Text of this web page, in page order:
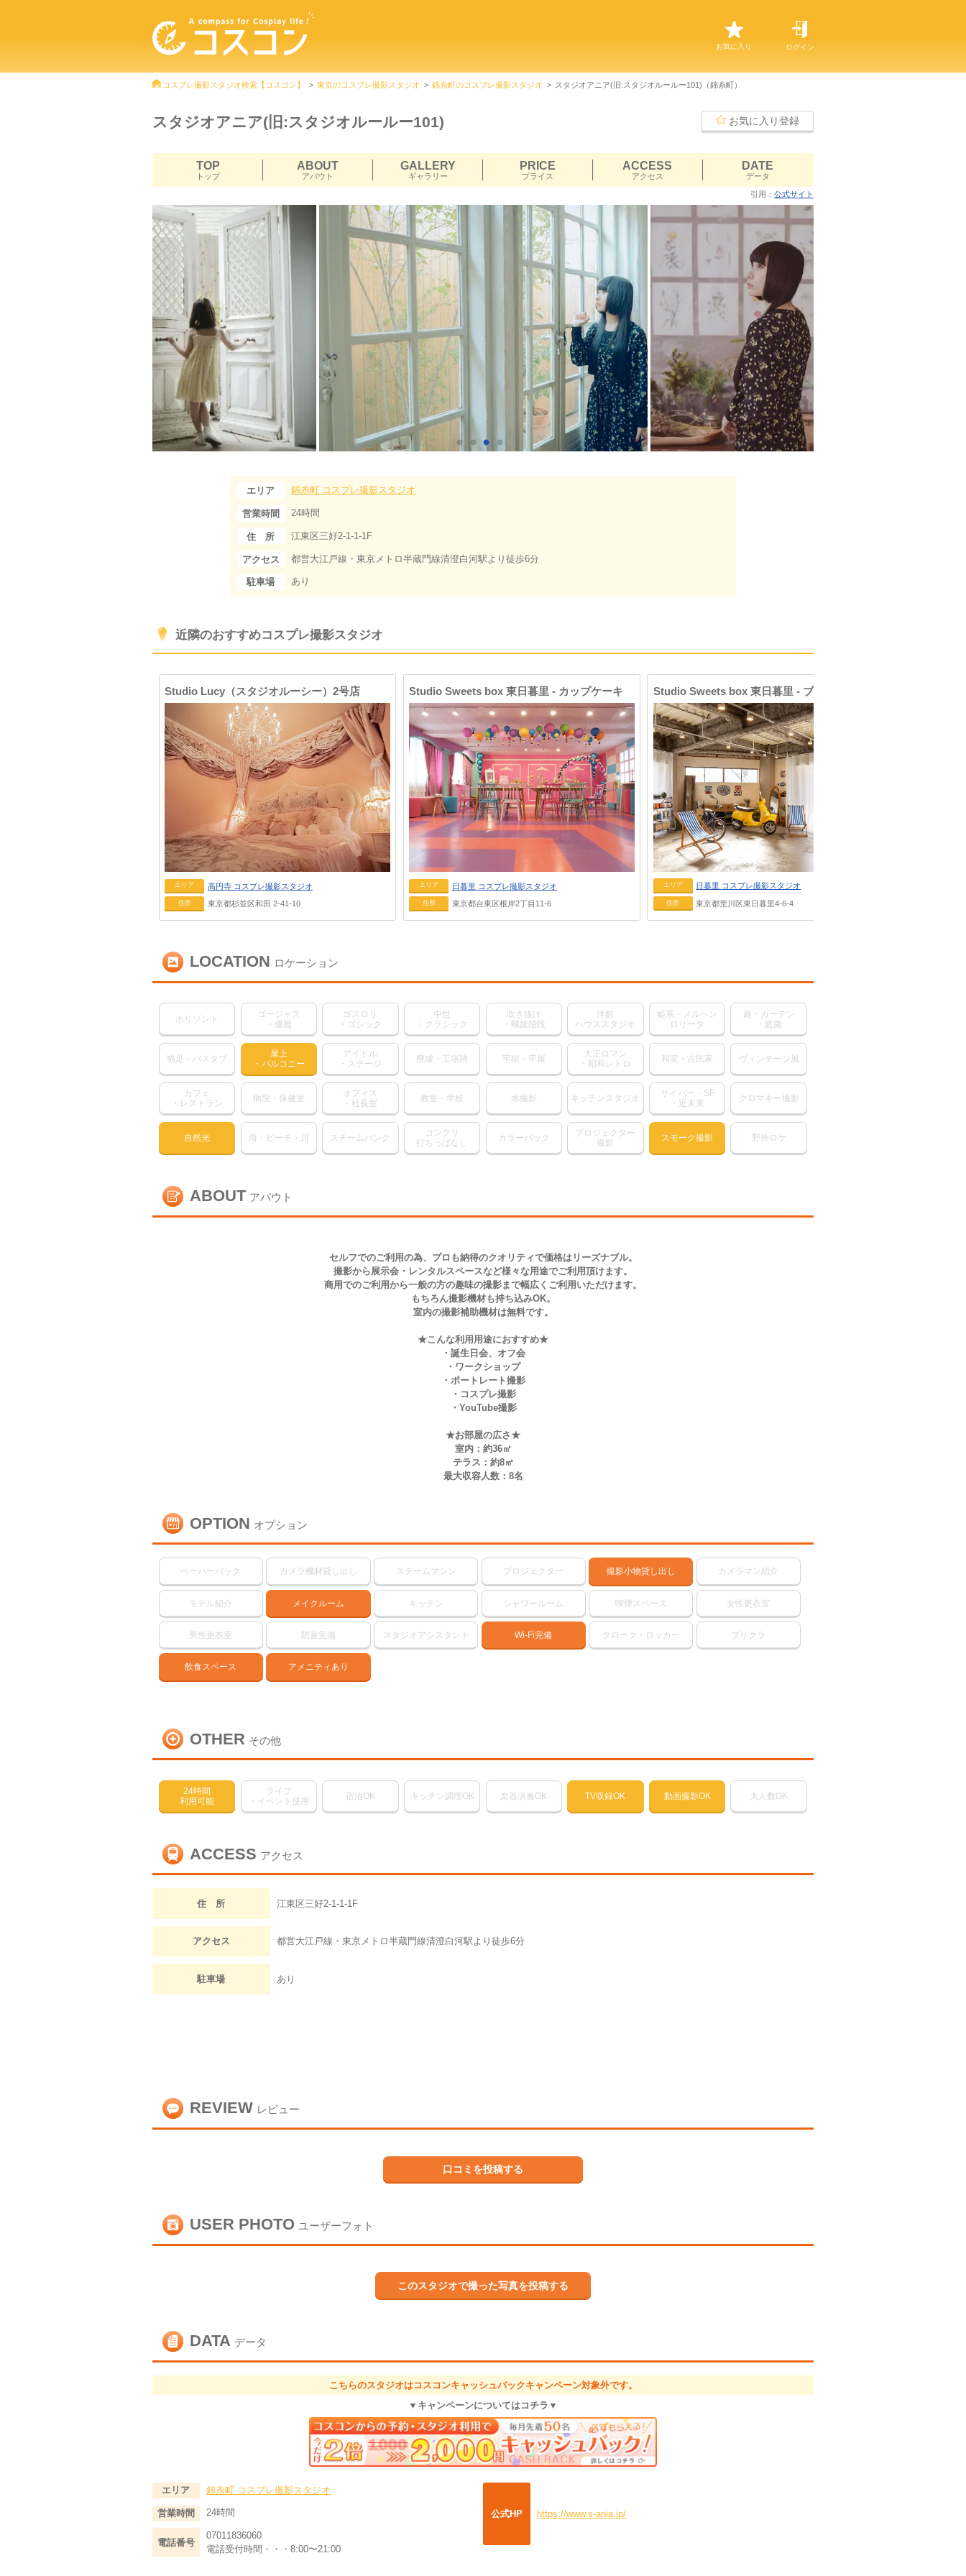
お気に入り ログイン
コスプレ撮影スタジオ検索【コスコン】 東京のコスプレ撮影スタジオ 錦糸町のコスプレ撮影スタジオ スタジオアニア(旧:スタジオルールー101)（錦糸町）
スタジオアニア(旧:スタジオルールー101) お気に入り登録
TOP
トップ
ABOUT
アバウト
GALLERY
ギャラリー
PRICE
プライス
ACCESS
アクセス
DATE
データ
引用：公式サイト
エリア 錦糸町 コスプレ撮影スタジオ
営業時間 24時間
住 所 江東区三好2-1-1-1F
アクセス 都営大江戸線・東京メトロ半蔵門線清澄白河駅より徒歩6分
駐車場 あり
近隣のおすすめコスプレ撮影スタジオ
Studio Lucy（スタジオルーシー）2号店
エリア 高円寺 コスプレ撮影スタジオ
住所 東京都杉並区和田 2-41-10
Studio Sweets box 東日暮里 - カップケーキ
エリア 日暮里 コスプレ撮影スタジオ
住所 東京都台東区根岸2丁目11-6
Studio Sweets box 東日暮里 - ブルーハワイ
エリア 日暮里 コスプレ撮影スタジオ
住所 東京都荒川区東日暮里4-6-4
LOCATION ロケーション
ホリゾント
ゴージャス
・優雅
ゴスロリ
・ゴシック
中世
・クラシック
吹き抜け
・螺旋階段
洋館
ハウススタジオ
姫系・メルヘン
ロリータ
庭・ガーデン
・庭園
猫足・バスタブ
屋上
・バルコニー
アイドル
・ステージ
廃墟・工場跡 牢獄・牢屋
大正ロマン
・昭和レトロ
和室・古民家 ヴィンテージ風
カフェ
・レストラン
病院・保健室
オフィス
・社長室
教室・学校 水撮影 キッチンスタジオ
サイバー・SF
・近未来
クロマキー撮影
自然光 海・ビーチ・川 スチームパンク
コンクリ
打ちっぱなし
カラーパック
プロジェクター
撮影
スモーク撮影 野外ロケ
ABOUT アバウト
セルフでのご利用の為、プロも納得のクオリティで価格はリーズナブル。
​撮影から展示会・レンタルスペースなど様々な用途でご利用頂けます。
​商用でのご利用から一般の方の趣味の撮影まで幅広くご利用いただけます。
もちろん撮影機材も持ち込みOK。
室内の撮影補助機材は無料です。
★こんな利用用途におすすめ★
・誕生日会、オフ会
・ワークショップ
・ポートレート撮影
・コスプレ撮影
・YouTube撮影
★お部屋の広さ★
室内：約36㎡
テラス：約8㎡
最大収容人数：8名
OPTION オプション
ペーパーバック カメラ機材貸し出し スチームマシン プロジェクター 撮影小物貸し出し カメラマン紹介
モデル紹介 メイクルーム キッチン シャワールーム 喫煙スペース 女性更衣室
男性更衣室 防音完備 スタジオアシスタント Wi-Fi完備 クローク・ロッカー プリクラ
飲食スペース アメニティあり
OTHER その他
24時間
利用可能
ライブ
・イベント使用
宿泊OK キッチン調理OK 楽器演奏OK TV収録OK 動画撮影OK 大人数OK
ACCESS アクセス
住 所 江東区三好2-1-1-1F
アクセス 都営大江戸線・東京メトロ半蔵門線清澄白河駅より徒歩6分
駐車場 あり
REVIEW レビュー
口コミを投稿する
USER PHOTO ユーザーフォト
このスタジオで撮った写真を投稿する
DATA データ
こちらのスタジオはコスコンキャッシュバックキャンペーン対象外です。
▼キャンペーンについてはコチラ▼
エリア 錦糸町 コスプレ撮影スタジオ
営業時間 24時間
電話番号
07011836060
電話受付時間・・・8:00〜21:00
公式HP https://www.s-ania.jp/